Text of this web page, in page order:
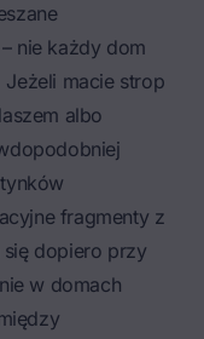
nie każdy dom
macie strop
albo
fragmenty z
dopiero przy
w domach